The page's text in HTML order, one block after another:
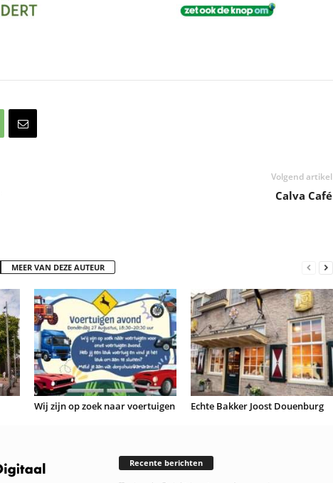
Volgend artikel
Calva Café
MEER VAN DEZE AUTEUR
Wij zijn op zoek naar voertuigen Echte Bakker Joost Douenburg
Recente berichten